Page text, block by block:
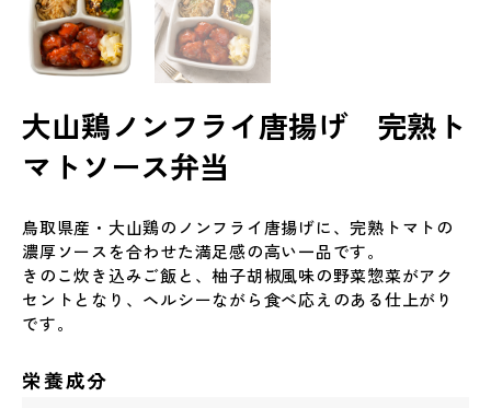
大山鶏ノンフライ唐揚げ 完熟ト
マトソース弁当
鳥取県産・大山鶏のノンフライ唐揚げに、完熟トマトの
濃厚ソースを合わせた満足感の高い一品です。
きのこ炊き込みご飯と、柚子胡椒風味の野菜惣菜がアク
セントとなり、ヘルシーながら食べ応えのある仕上がり
です。
栄養成分